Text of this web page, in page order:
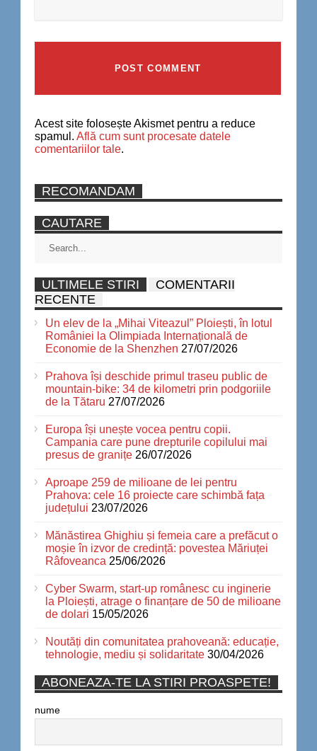
Acest site folosește Akismet pentru a reduce
spamul. Află cum sunt procesate datele
comentariilor tale.
RECOMANDAM
CAUTARE
ULTIMELE STIRI
COMENTARII
RECENTE
Un elev de la „Mihai Viteazul” Ploiești, în lotul
României la Olimpiada Internațională de
Economie de la Shenzhen 27/07/2026
Prahova își deschide primul traseu public de
mountain-bike: 34 de kilometri prin podgoriile
de la Tătaru 27/07/2026
Europa își unește vocea pentru copii.
Campania care pune drepturile copilului mai
presus de granițe 26/07/2026
Aproape 259 de milioane de lei pentru
Prahova: cele 16 proiecte care schimbă fața
județului 23/07/2026
Mănăstirea Ghighiu și femeia care a prefăcut o
moșie în izvor de credință: povestea Măriuței
Râfoveanca 25/06/2026
Cyber Swarm, start-up românesc cu inginerie
la Ploiești, atrage o finanțare de 50 de milioane
de dolari 15/05/2026
Noutăți din comunitatea prahoveană: educație,
tehnologie, mediu și solidaritate 30/04/2026
ABONEAZA-TE LA STIRI PROASPETE!
nume